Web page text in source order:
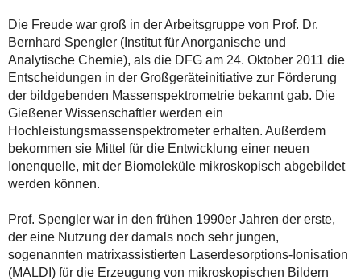
Die Freude war groß in der Arbeitsgruppe von Prof. Dr.
Bernhard Spengler (Institut für Anorganische und
Analytische Chemie), als die DFG am 24. Oktober 2011 die
Entscheidungen in der Großgeräteinitiative zur Förderung
der bildgebenden Massenspektrometrie bekannt gab. Die
Gießener Wissenschaftler werden ein
Hochleistungsmassenspektrometer erhalten. Außerdem
bekommen sie Mittel für die Entwicklung einer neuen
Ionenquelle, mit der Biomoleküle mikroskopisch abgebildet
werden können.
Prof. Spengler war in den frühen 1990er Jahren der erste,
der eine Nutzung der damals noch sehr jungen,
sogenannten matrixassistierten Laserdesorptions-Ionisation
(MALDI) für die Erzeugung von mikroskopischen Bildern